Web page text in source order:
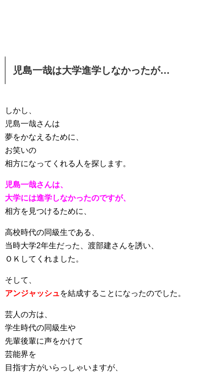
児島一哉は大学進学しなかったが…
しかし、
児島一哉さんは
夢をかなえるために、
お笑いの
相方になってくれる人を探します。
児島一哉さんは、
大学には進学しなかったのですが、
相方を見つけるために、
高校時代の同級生である、
当時大学2年生だった、渡部建さんを誘い、
ＯＫしてくれました。
そして、
アンジャッシュを結成することになったのでした。
芸人の方は、
学生時代の同級生や
先輩後輩に声をかけて
芸能界を
目指す方がいらっしゃいますが、